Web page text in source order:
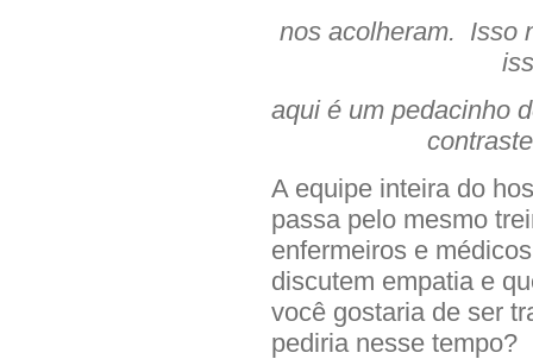
nos acolheram. Isso
aqui é um pedacinho
A equipe inteira do
passa pelo mesmo
enfermeiros e
discutem empatia e
você gostaria de ser
pediria nesse tempo?